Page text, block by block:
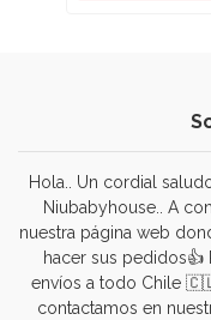
Hola.. Un cordial
Niubabyhouse.. A
nuestra página web
hacer sus pedidos👍
envíos a todo Chile
contactamos en